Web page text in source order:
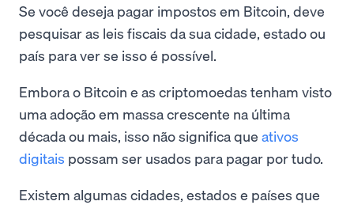
Se você deseja pagar impostos em Bitcoin, deve
pesquisar as leis fiscais da sua cidade, estado ou
país para ver se isso é possível.
Embora o Bitcoin e as criptomoedas tenham visto
uma adoção em massa crescente na última
década ou mais, isso não significa que ativos
digitais possam ser usados ​​para pagar por tudo.
Existem algumas cidades, estados e países que